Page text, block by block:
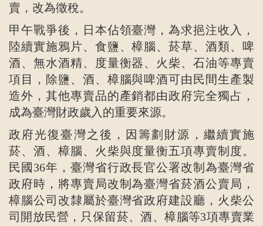
賣，改為徵稅。
甲午戰爭後，日本佔領臺灣，為求挹注收入，
陸續實施鴉片、食鹽、樟腦、菸草、酒類、啤
酒、無水酒精、度量衡器、火柴、石油等專賣
項目，除鹽、酒、樟腦與啤酒可由民間生產製
造外，其他專賣品的產銷都由政府完全獨占，
成為臺灣財政歲入的重要來源。
政府光復臺灣之後，因籌劃財源，繼續實施
菸、酒、樟腦、火柴與度量衡五項專賣制度。
民國36年，臺灣省行政長官公署改制為臺灣省
政府時，將專賣局改制為臺灣省菸酒公賣局，
樟腦公司改隸屬於臺灣省政府建設廳，火柴公
司開放民營，只保留菸、酒、樟腦等3項專賣業